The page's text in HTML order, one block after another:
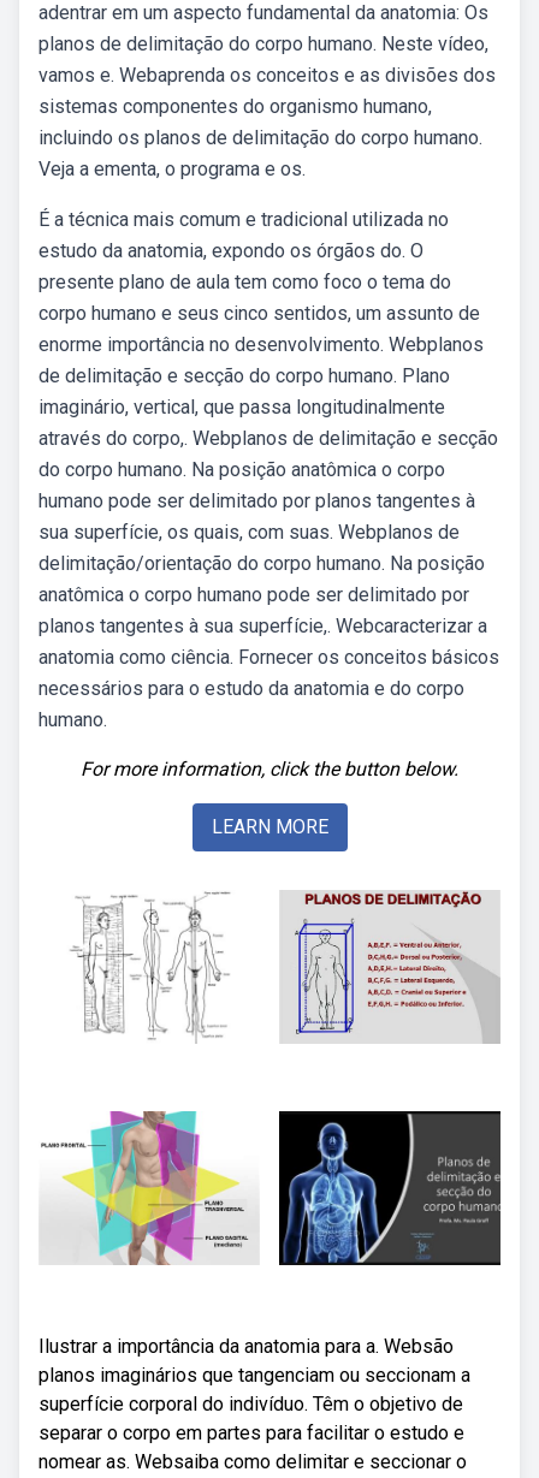
adentrar em um aspecto fundamental da anatomia: Os
planos de delimitação do corpo humano. Neste vídeo,
vamos e. Webaprenda os conceitos e as divisões dos
sistemas componentes do organismo humano,
incluindo os planos de delimitação do corpo humano.
Veja a ementa, o programa e os.
É a técnica mais comum e tradicional utilizada no
estudo da anatomia, expondo os órgãos do. O
presente plano de aula tem como foco o tema do
corpo humano e seus cinco sentidos, um assunto de
enorme importância no desenvolvimento. Webplanos
de delimitação e secção do corpo humano. Plano
imaginário, vertical, que passa longitudinalmente
através do corpo,. Webplanos de delimitação e secção
do corpo humano. Na posição anatômica o corpo
humano pode ser delimitado por planos tangentes à
sua superfície, os quais, com suas. Webplanos de
delimitação/orientação do corpo humano. Na posição
anatômica o corpo humano pode ser delimitado por
planos tangentes à sua superfície,. Webcaracterizar a
anatomia como ciência. Fornecer os conceitos básicos
necessários para o estudo da anatomia e do corpo
humano.
For more information, click the button below.
LEARN MORE
Ilustrar a importância da anatomia para a. Websão
planos imaginários que tangenciam ou seccionam a
superfície corporal do indivíduo. Têm o objetivo de
separar o corpo em partes para facilitar o estudo e
nomear as. Websaiba como delimitar e seccionar o